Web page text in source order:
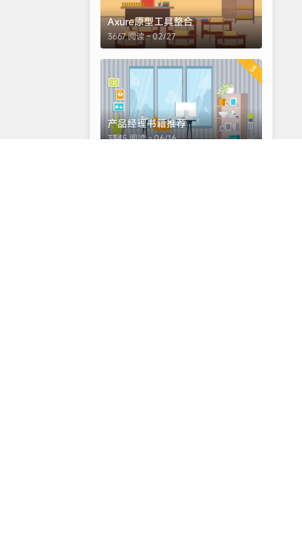
Axure原型工具整合
3667 阅读 - 02/27
3
产品经理书籍推荐
3345 阅读 - 06/16